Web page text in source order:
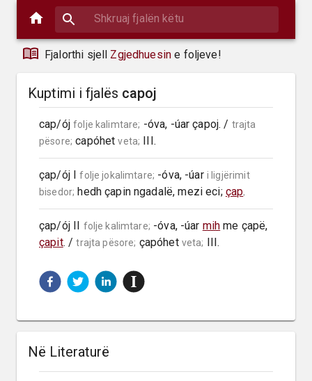
Fjalorthi sjell Zgjedhuesin e foljeve!
Kuptimi i fjalës capoj
cap/ój folje kalimtare; -óva, -úar çapoj. / trajta
pësore; capóhet veta; III.
çap/ój I folje jokalimtare; -óva, -úar i ligjërimit
bisedor; hedh çapin ngadalë, mezi eci; çap.
çap/ój II folje kalimtare; -óva, -úar mih
çapit. / trajta pësore; çapóhet veta; III.
Në Literaturë